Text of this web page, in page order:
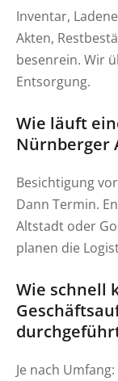
Inventar,
Akten,
besenrein. Wir
Entsorgung.
Wie läuft
Nürnberger
Besichtigung
Dann Termin.
Altstadt oder
planen die
Wie schnell
Je nach